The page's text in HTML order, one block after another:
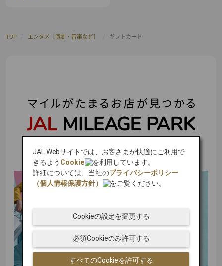
TOP エンタメ［演劇・音楽など］ ギフトカード
JAL Webサイトでは、お客さまが快適にご利用で
きるよう Cookie
を利用しています。
詳細については、当社のプライバシーポリシー
（個人情報保護方針）
をご覧ください。
すべてのCookieを許可する
必須Cookieのみ許可する
Cookieの設定を変更する